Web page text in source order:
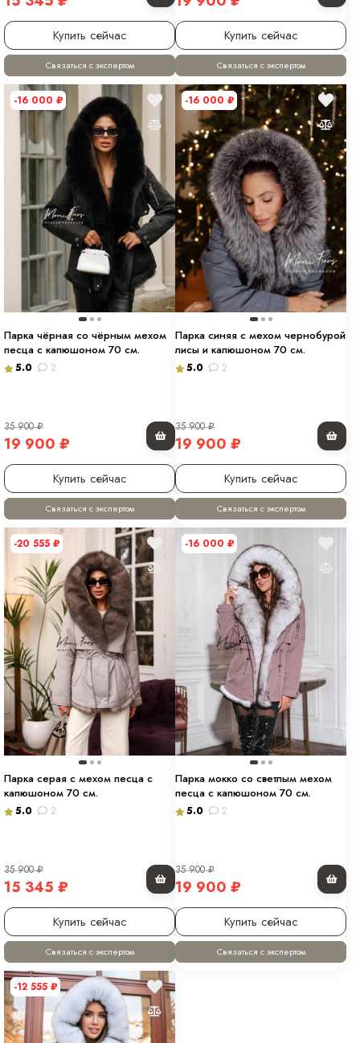
Купить сейчас
Связаться с экспертом
Купить сейчас
Связаться с экспертом
-16 000 ₽
Парка чёрная со чёрным мехом
песца с капюшоном 70 см.
5.0 2
35 900₽
19 900 ₽
Купить сейчас
Связаться с экспертом
-16 000 ₽
Парка синяя с мехом чернобурой
лисы и капюшоном 70 см.
5.0 2
35 900₽
19 900 ₽
Купить сейчас
Связаться с экспертом
-20 555 ₽
Парка серая с мехом песца с
капюшоном 70 см.
5.0 2
35 900₽
15 345 ₽
Купить сейчас
Связаться с экспертом
-16 000 ₽
Парка мокко со светлым мехом
песца с капюшоном 70 см.
5.0 2
35 900₽
19 900 ₽
Купить сейчас
Связаться с экспертом
-12 555 ₽